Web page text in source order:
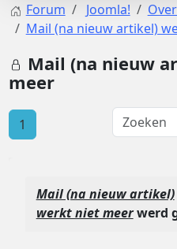
Forum Joomla!
Mail (na nieuw artikel)
Mail (na nieuw
meer
1
Mail (na nieuw artikel)
werkt niet meerwerd